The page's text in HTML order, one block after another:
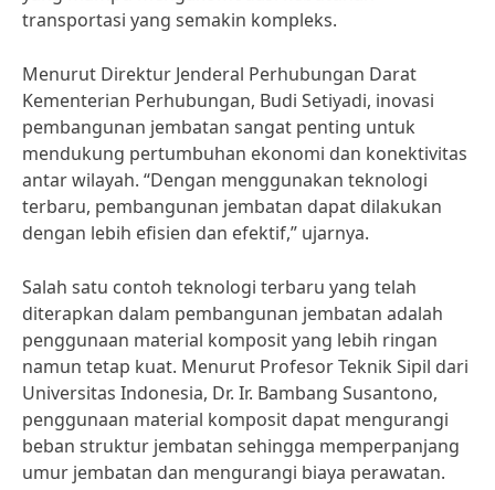
transportasi yang semakin kompleks.
Menurut Direktur Jenderal Perhubungan Darat
Kementerian Perhubungan, Budi Setiyadi, inovasi
pembangunan jembatan sangat penting untuk
mendukung pertumbuhan ekonomi dan konektivitas
antar wilayah. “Dengan menggunakan teknologi
terbaru, pembangunan jembatan dapat dilakukan
dengan lebih efisien dan efektif,” ujarnya.
Salah satu contoh teknologi terbaru yang telah
diterapkan dalam pembangunan jembatan adalah
penggunaan material komposit yang lebih ringan
namun tetap kuat. Menurut Profesor Teknik Sipil dari
Universitas Indonesia, Dr. Ir. Bambang Susantono,
penggunaan material komposit dapat mengurangi
beban struktur jembatan sehingga memperpanjang
umur jembatan dan mengurangi biaya perawatan.